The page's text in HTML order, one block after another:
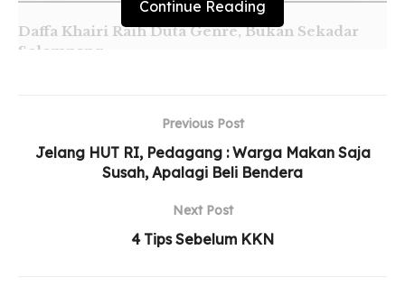
Daffa Khairi Raih Duta Genre, Bukan Sekadar
Selempang
UMSU Perkuat Relawan Gerakan Kebajikan
Pancasila Lewat Aksi Nyata
Elpiyan Sitorus selaku Ketua Umum IMM FATEK UMSU
Continue Reading
Previous Post
Jelang HUT RI, Pedagang : Warga Makan Saja
Susah, Apalagi Beli Bendera
Next Post
4 Tips Sebelum KKN